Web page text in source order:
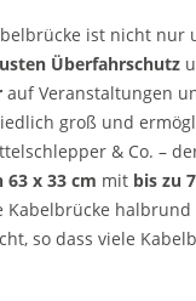
ist nicht nur
Überfahrschutz
auf Veranstaltungen
groß und
& Co. –
63 x 33 cm mit bis zu
Kabelbrücke
so dass viele